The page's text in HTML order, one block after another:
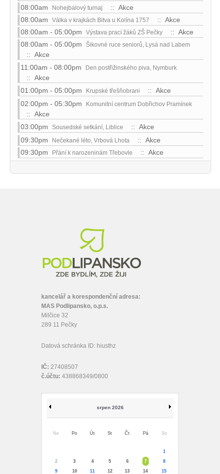
08:00am
Nohejbalový turnaj
:: Akce
08:00am Válka v krajkách Bitva u Kolína 1757
:: Akce
08:00am - 05:00pm Výstava prací žáků ZŠ Pečky
:: Akce
08:00am - 05:00pm Šikovné ruce seniorů, Lysá nad Labem
:: Akce
11:00am - 08:00pm
Den postřižinského piva, Nymburk
:: Akce
01:00pm - 05:00pm
Krupské třešňobrani
:: Akce
02:00pm - 05:30pm
Komunitní centrum Dobřichov Pramínek
:: Akce
03:00pm Sousedské setkání, Liblice
:: Akce
09:30pm
Nečekané léto, Vrbová Lhota
:: Akce
09:30pm
Přání k narozeninám Třebovle :: Akce
kancelář a korespondenční adresa:
MAS Podlipansko, o.p.s.
Milčice 32
289 11 Pečky
Datová schránka ID: hiusthz
IČ: 27408507
č.účtu: 438868349/0800
srpen 2026
Ne Po Út St Čt Pá So
1
2
3 4 5 6 7
8
9
10 11 12 13 14
15